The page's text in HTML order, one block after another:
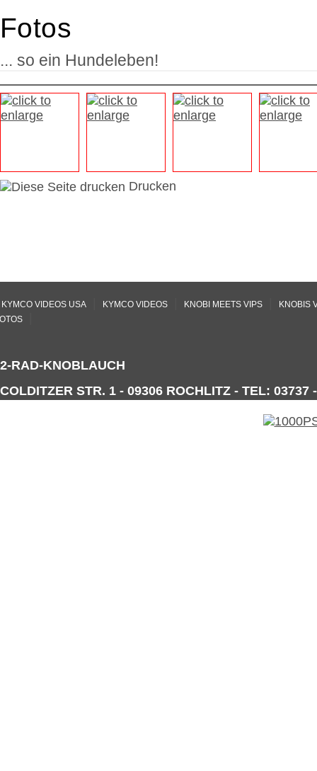
Fotos
... so ein Hundeleben!
Drucken
KYMCO VIDEOS USA KYMCO VIDEOS KNOBI MEETS VIPS
KNOBIS
2-RAD-KNOBLAUCH
COLDITZER STR. 1 - 09306 ROCHLITZ - TEL: 03737